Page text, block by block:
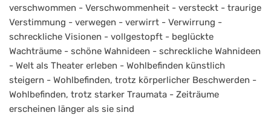
verschwommen - Verschwommenheit - versteckt - traurige
Verstimmung - verwegen - verwirrt - Verwirrung -
schreckliche Visionen - vollgestopft - beglückte
Wachträume - schöne Wahnideen - schreckliche Wahnideen
- Welt als Theater erleben - Wohlbefinden künstlich
steigern - Wohlbefinden, trotz körperlicher Beschwerden -
Wohlbefinden, trotz starker Traumata - Zeiträume
erscheinen länger als sie sind